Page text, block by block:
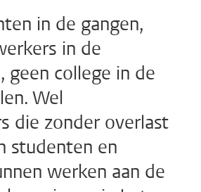
in de gangen,
in de
geen college in de
Wel
die zonder overlast
studenten en
werken aan de